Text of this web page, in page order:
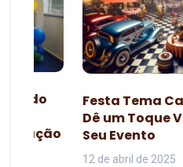
do
Festa Tema
Dê um Toque
Seu Evento
12 de abril de 2025